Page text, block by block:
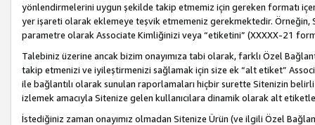
yönlendirmelerini uygun şekilde takip etmemiz için gereken formatı
yer işareti olarak eklemeye teşvik etmemeniz gerekmektedir. Örneğin,
parametre olarak Associate Kimliğinizi veya “etiketini” (XXXXX-21
Talebiniz üzerine ancak bizim onayımıza tabi olarak, farklı Özel
takip etmenizi ve iyileştirmenizi sağlamak için size ek “alt etiket”
ile bağlantılı olarak sunulan raporlamaları hiçbir surette Sitenizin belirli
izlemek amacıyla Sitenize gelen kullanıcılara dinamik olarak alt
İstediğiniz zaman onayımız olmadan Sitenize Ürün (ve ilgili Özel